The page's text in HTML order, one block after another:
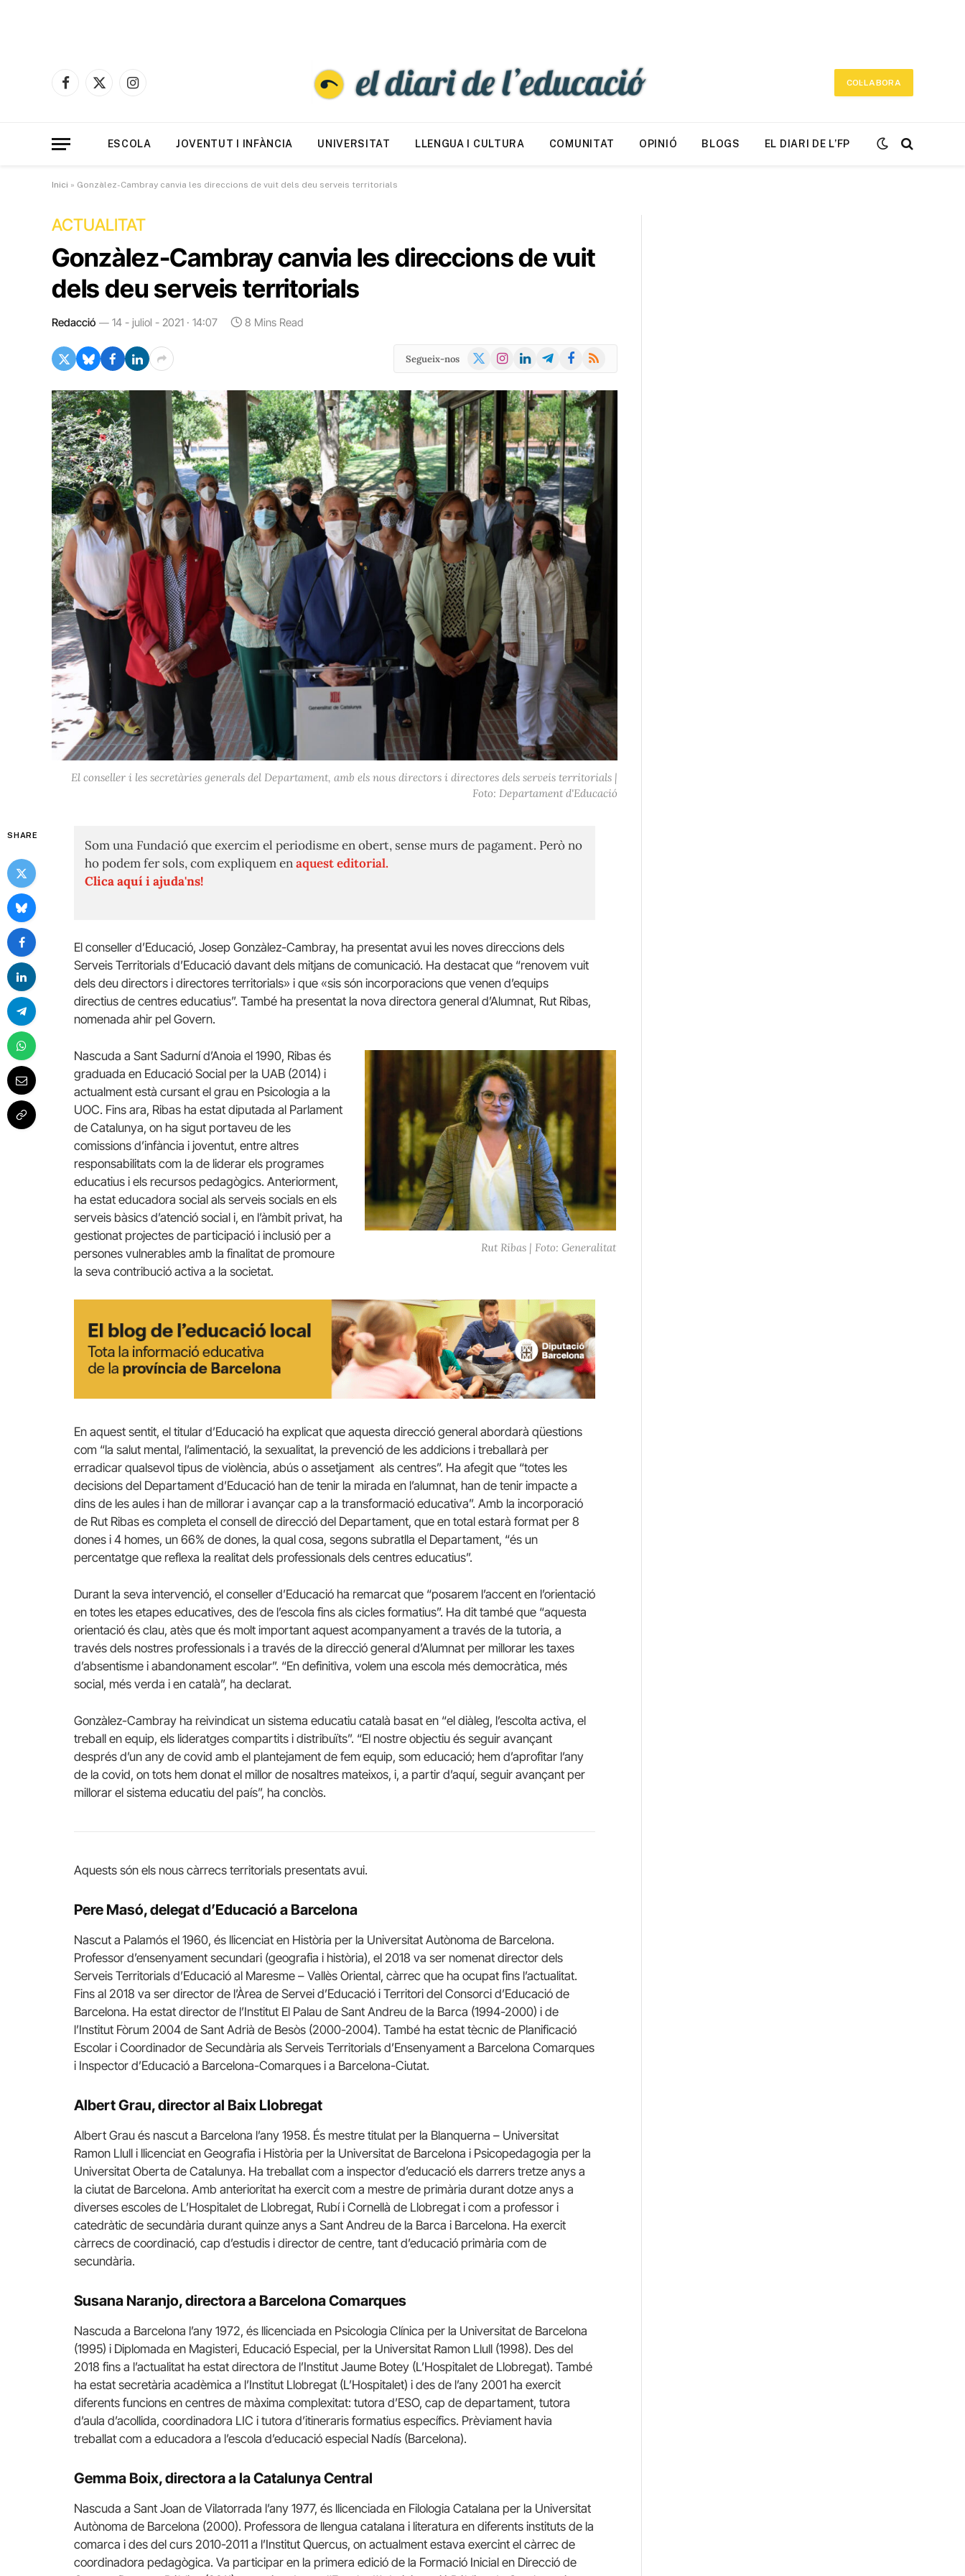
Facebook
X
Instagram
COL·LABORA
ESCOLA JOVENTUT I INFÀNCIA UNIVERSITAT LLENGUA I CULTURA COMUNITAT OPINIÓ BLOGS EL DIARI DE L’FP
Inici » Gonzàlez-Cambray canvia les direccions de vuit dels deu serveis territorials
ACTUALITAT
Gonzàlez-Cambray canvia les direccions de vuit
dels deu serveis territorials
Redacció 14 - juliol - 2021 · 14:07 8 Mins Read
Segueix-nos
X
Instagram
LinkedInTelegramFacebook
RSS
El conseller i les secretàries generals del Departament, amb els nous directors i directores dels serveis territorials |
Foto: Departament d'Educació
SHARE
Som una Fundació que exercim el periodisme en obert, sense murs de pagament. Però no
ho podem fer sols, com expliquem enaquest editorial.
Clica aquí i ajuda'ns!
El conseller d’Educació, Josep Gonzàlez-Cambray, ha presentat avui les noves direccions dels
Serveis Territorials d’Educació davant dels mitjans de comunicació. Ha destacat que “renovem vuit
dels deu directors i directores territorials» i que «sis són incorporacions que venen d’equips
directius de centres educatius”. També ha presentat la nova directora general d’Alumnat, Rut Ribas,
nomenada ahir pel Govern.
Rut Ribas | Foto: Generalitat
Nascuda a Sant Sadurní d’Anoia el 1990, Ribas és
graduada en Educació Social per la UAB (2014) i
actualment està cursant el grau en Psicologia a la
UOC. Fins ara, Ribas ha estat diputada al Parlament
de Catalunya, on ha sigut portaveu de les
comissions d’infància i joventut, entre altres
responsabilitats com la de liderar els programes
educatius i els recursos pedagògics. Anteriorment,
ha estat educadora social als serveis socials en els
serveis bàsics d’atenció social i, en l’àmbit privat, ha
gestionat projectes de participació i inclusió per a
persones vulnerables amb la finalitat de promoure
la seva contribució activa a la societat.
En aquest sentit, el titular d’Educació ha explicat que aquesta direcció general abordarà qüestions
com “la salut mental, l’alimentació, la sexualitat, la prevenció de les addicions i treballarà per
erradicar qualsevol tipus de violència, abús o assetjament als centres”. Ha afegit que “totes les
decisions del Departament d’Educació han de tenir la mirada en l’alumnat, han de tenir impacte a
dins de les aules i han de millorar i avançar cap a la transformació educativa”. Amb la incorporació
de Rut Ribas es completa el consell de direcció del Departament, que en total estarà format per 8
dones i 4 homes, un 66% de dones, la qual cosa, segons subratlla el Departament, “és un
percentatge que reflexa la realitat dels professionals dels centres educatius”.
Durant la seva intervenció, el conseller d’Educació ha remarcat que “posarem l’accent en l’orientació
en totes les etapes educatives, des de l’escola fins als cicles formatius”. Ha dit també que “aquesta
orientació és clau, atès que és molt important aquest acompanyament a través de la tutoria, a
través dels nostres professionals i a través de la direcció general d’Alumnat per millorar les taxes
d’absentisme i abandonament escolar”. “En definitiva, volem una escola més democràtica, més
social, més verda i en català”, ha declarat.
Gonzàlez-Cambray ha reivindicat un sistema educatiu català basat en “el diàleg, l’escolta activa, el
treball en equip, els lideratges compartits i distribuïts”. “El nostre objectiu és seguir avançant
després d’un any de covid amb el plantejament de fem equip, som educació; hem d’aprofitar l’any
de la covid, on tots hem donat el millor de nosaltres mateixos, i, a partir d’aquí, seguir avançant per
millorar el sistema educatiu del país”, ha conclòs.
Aquests són els nous càrrecs territorials presentats avui.
Pere Masó, delegat d’Educació a Barcelona
Nascut a Palamós el 1960, és llicenciat en Història per la Universitat Autònoma de Barcelona.
Professor d’ensenyament secundari (geografia i història), el 2018 va ser nomenat director dels
Serveis Territorials d’Educació al Maresme – Vallès Oriental, càrrec que ha ocupat fins l’actualitat.
Fins al 2018 va ser director de l’Àrea de Servei d’Educació i Territori del Consorci d’Educació de
Barcelona. Ha estat director de l’Institut El Palau de Sant Andreu de la Barca (1994-2000) i de
l’Institut Fòrum 2004 de Sant Adrià de Besòs (2000-2004). També ha estat tècnic de Planificació
Escolar i Coordinador de Secundària als Serveis Territorials d’Ensenyament a Barcelona Comarques
i Inspector d’Educació a Barcelona-Comarques i a Barcelona-Ciutat.
Albert Grau, director al Baix Llobregat
Albert Grau és nascut a Barcelona l’any 1958. És mestre titulat per la Blanquerna – Universitat
Ramon Llull i llicenciat en Geografia i Història per la Universitat de Barcelona i Psicopedagogia per la
Universitat Oberta de Catalunya. Ha treballat com a inspector d’educació els darrers tretze anys a
la ciutat de Barcelona. Amb anterioritat ha exercit com a mestre de primària durant dotze anys a
diverses escoles de L’Hospitalet de Llobregat, Rubí i Cornellà de Llobregat i com a professor i
catedràtic de secundària durant quinze anys a Sant Andreu de la Barca i Barcelona. Ha exercit
càrrecs de coordinació, cap d’estudis i director de centre, tant d’educació primària com de
secundària.
Susana Naranjo, directora a Barcelona Comarques
Nascuda a Barcelona l’any 1972, és llicenciada en Psicologia Clínica per la Universitat de Barcelona
(1995) i Diplomada en Magisteri, Educació Especial, per la Universitat Ramon Llull (1998). Des del
2018 fins a l’actualitat ha estat directora de l’Institut Jaume Botey (L’Hospitalet de Llobregat). També
ha estat secretària acadèmica a l’Institut Llobregat (L’Hospitalet) i des de l’any 2001 ha exercit
diferents funcions en centres de màxima complexitat: tutora d’ESO, cap de departament, tutora
d’aula d’acollida, coordinadora LIC i tutora d’itineraris formatius específics. Prèviament havia
treballat com a educadora a l’escola d’educació especial Nadís (Barcelona).
Gemma Boix, directora a la Catalunya Central
Nascuda a Sant Joan de Vilatorrada l’any 1977, és llicenciada en Filologia Catalana per la Universitat
Autònoma de Barcelona (2000). Professora de llengua catalana i literatura en diferents instituts de la
comarca i des del curs 2010-2011 a l’Institut Quercus, on actualment estava exercint el càrrec de
coordinadora pedagògica. Va participar en la primera edició de la Formació Inicial en Direcció de